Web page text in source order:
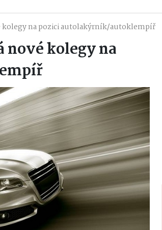
kolegy na pozici autolakýrník/autoklempíř
nové kolegy na